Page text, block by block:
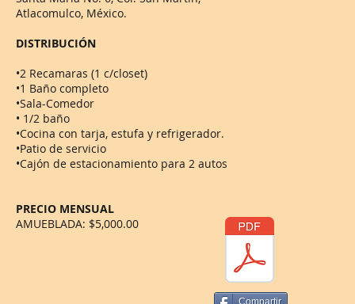
Atlacomulco, México.
DISTRIBUCIÓN
•2 Recamaras (1 c/closet)
•1 Baño completo
•Sala-Comedor
• 1/2 baño
•Cocina con tarja, estufa y refrigerador.
•Patio de servicio
•Cajón de estacionamiento para 2 autos
PRECIO MENSUAL
AMUEBLADA: $5,000.00
Compartir